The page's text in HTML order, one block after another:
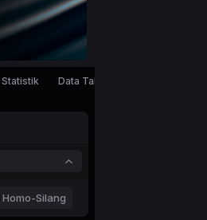
Statistik Data Tahunan
Homo-Silang